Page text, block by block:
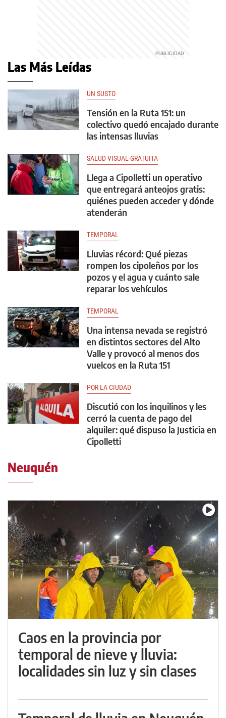
Las Más Leídas
UN SUSTO
Tensión en la Ruta 151: un
colectivo quedó encajado durante
las intensas lluvias
SALUD VISUAL GRATUITA
Llega a Cipolletti un operativo
que entregará anteojos gratis:
quiénes pueden acceder y dónde
atenderán
TEMPORAL
Lluvias récord: Qué piezas
rompen los cipoleños por los
pozos y el agua y cuánto sale
reparar los vehículos
TEMPORAL
Una intensa nevada se registró
en distintos sectores del Alto
Valle y provocó al menos dos
vuelcos en la Ruta 151
POR LA CIUDAD
Discutió con los inquilinos y les
cerró la cuenta de pago del
alquiler: qué dispuso la Justicia en
Cipolletti
Neuquén
Caos en la provincia por
temporal de nieve y lluvia:
localidades sin luz y sin clases